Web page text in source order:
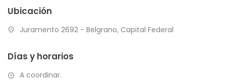
Ubicación
Juramento 2692 - Belgrano, Capital Federal
Días y horarios
A coordinar.